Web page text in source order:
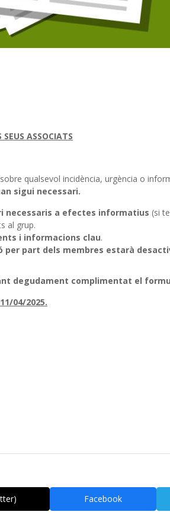
ASSOCIATS
qualsevol incidència, urgència o
sigui necessari.
necessaris a efectes informatius (si
al grup.
i informacions clau.
per part dels membres estarà
degudament complimentat el
04/2025.
Facebook